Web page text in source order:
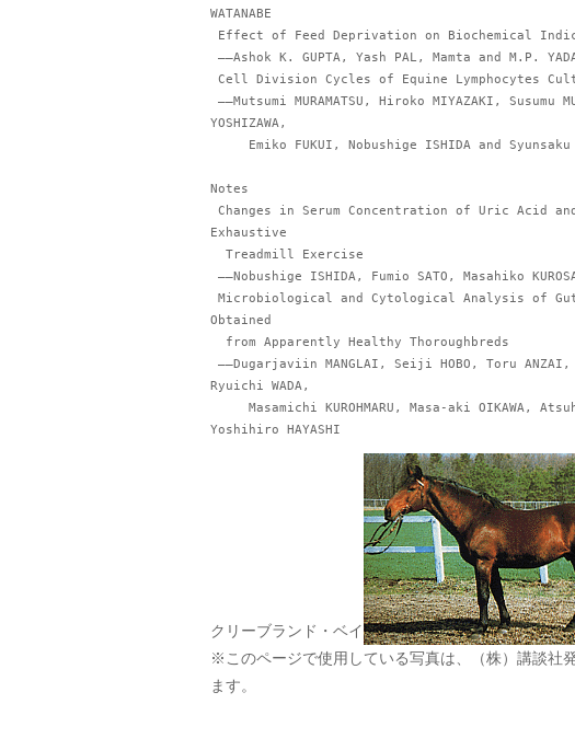
WATANABE
Cell Division Cycles of Equine Lymphocytes
YOSHIZAWA,
Notes
Exhaustive
Obtained
Ryuichi WADA,
Yoshihiro HAYASHI
クリーブランド・ベイ
※このページで使用している写真は、（株）講談社
ます。